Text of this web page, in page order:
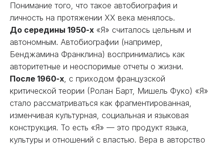
Понимание того, что такое автобиография и
личность на протяжении XX века менялось.
До середины 1950-х «Я» считалось цельным и
автономным. Автобиографии (например,
Бенджамина Франклина) воспринимались как
авторитетные и неоспоримые отчеты о жизни.
После 1960-х, с приходом французской
критической теории (Ролан Барт, Мишель Фуко) «Я»
стало рассматриваться как фрагментированная,
изменчивая культурная, социальная и языковая
конструкция. То есть «Я» — это продукт языка,
культуры и отношений с властью. Вера в авторство